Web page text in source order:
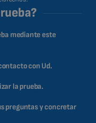
mediante este
con Ud.
la prueba.
preguntas y concretar